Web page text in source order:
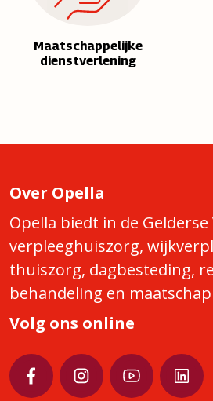
Maatschappelijke
dienstverlening
Over Opella
Opella biedt in de Gelderse
verpleeghuiszorg,
thuiszorg, dagbesteding,
behandeling en
Volg ons online